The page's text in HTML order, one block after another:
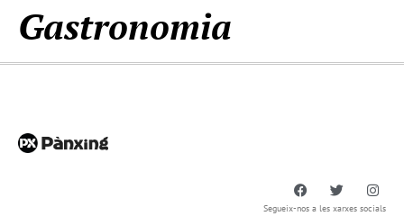
Gastronomia
Segueix-nos a les xarxes socials